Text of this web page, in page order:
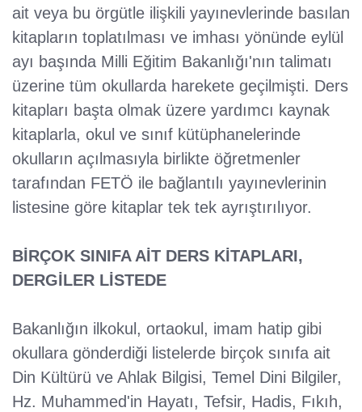
ait veya bu örgütle ilişkili yayınevlerinde basılan
kitapların toplatılması ve imhası yönünde eylül
ayı başında Milli Eğitim Bakanlığı'nın talimatı
üzerine tüm okullarda harekete geçilmişti. Ders
kitapları başta olmak üzere yardımcı kaynak
kitaplarla, okul ve sınıf kütüphanelerinde
okulların açılmasıyla birlikte öğretmenler
tarafından FETÖ ile bağlantılı yayınevlerinin
listesine göre kitaplar tek tek ayrıştırılıyor.
BİRÇOK SINIFA AİT DERS KİTAPLARI,
DERGİLER LİSTEDE
Bakanlığın ilkokul, ortaokul, imam hatip gibi
okullara gönderdiği listelerde birçok sınıfa ait
Din Kültürü ve Ahlak Bilgisi, Temel Dini Bilgiler,
Hz. Muhammed'in Hayatı, Tefsir, Hadis, Fıkıh,